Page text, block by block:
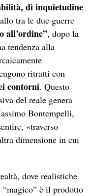
di inquietudine
tra le due guerre
all’ordine”, dopo la
tendenza alla
ritratti con
contorni. Questo
del reale genera
Bontempelli,
«traverso
dimensione in cui
dove realistiche
“magico” è il prodotto